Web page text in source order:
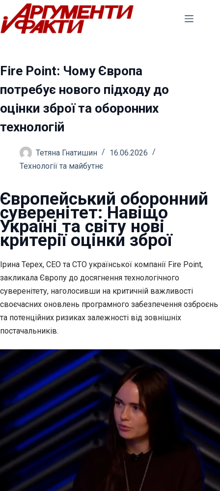
Перейти
до
вмісту
Fire Point: Чому Європа
потребує нового підходу до
оцінки зброї та оборонних
технологій
Тетяна Гнатишин
16.06.2026
Технології та майбутнє
Європейський оборонний
суверенітет: Навіщо
Україні та світу нові
критерії оцінки зброї
Ірина Терех, CEO та CTO української компанії Fire Point,
закликала Європу до досягнення технологічного
суверенітету, наголосивши на критичній важливості
своєчасних оновлень програмного забезпечення озброєнь
та потенційних ризиках залежності від зовнішніх
постачальників.